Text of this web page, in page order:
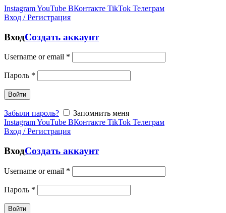
InstagramYouTube ВКонтакте TikTok Телеграм
Вход / Регистрация
ВходСоздать аккаунт
Username or email *
Пароль *
Войти
Забыли пароль?
Запомнить меня
InstagramYouTube ВКонтакте TikTok Телеграм
Вход / Регистрация
ВходСоздать аккаунт
Username or email *
Пароль *
Войти